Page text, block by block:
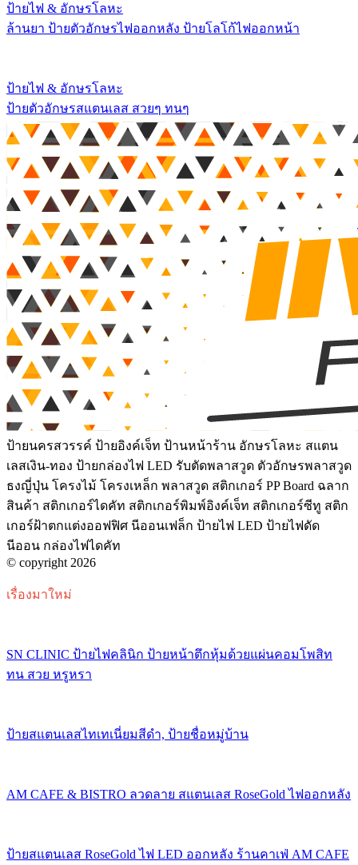
ป้ายไฟ & อักษรโลหะ
ล้านยา ป้ายตัวอักษรไฟออกหลัง ป้ายโลโก้ไฟออกหน้า
ป้ายไฟ & อักษรโลหะ
ป้ายตัวอักษรสแตนเลส สวยๆ ทนๆ
ป้ายนครสวรรค์ ป้ายอิงค์เจ็ท ป้านหน้าร้าน อักษรโลหะ สแตน
เลสเงิน-ทอง ป้ายกล่องไฟ LED รับตัดพลาสวูด ตัวอักษรพลาสวูด
ธงญี่ปุ่น โครงไม้ โครงเหล็ก พลาสวูด สติกเกอร์ PP Board ฉลาก
สินค้า สติกเกอร์ไดคัท สติกเกอร์พิมพ์อิงค์เจ็ท สติกเกอร์ซีทู สติก
เกอร์ฝ้าตกแต่งออฟฟิศ นีออนเฟล็ก ป้ายไฟ LED ป้ายไฟดัด
นีออน กล่องไฟไดคัท
© copyright 2026
เรื่องมาใหม่
SN CLINIC ป้ายไฟคลินิก ป้ายหน้าตึกหุ้มด้วยแผ่นคอมโพสิท
ทน สวย หรูหรา
ป้ายสแตนเลสไทเทเนี่ยมสีดำ, ป้ายชื่อหมู่บ้าน
AM CAFE & BISTRO ลวดลาย สแตนเลส RoseGold ไฟออกหลัง
ป้ายสแตนเลส RoseGold ไฟ LED ออกหลัง ร้านคาเฟ่ AM CAFE